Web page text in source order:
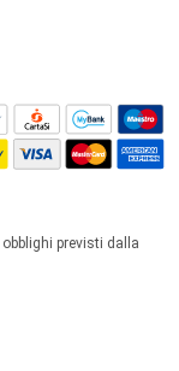
previsti dalla